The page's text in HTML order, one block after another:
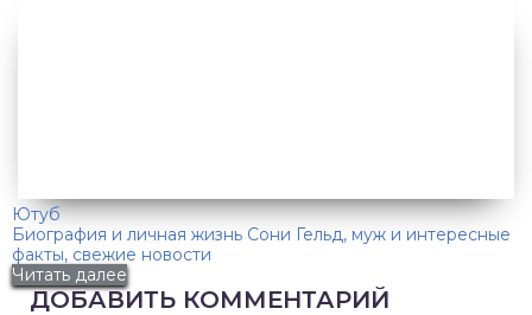
Ютуб
Биография и личная жизнь Сони Гельд, муж и интересные
факты, свежие новости
Читать далее
ДОБАВИТЬ КОММЕНТАРИЙ